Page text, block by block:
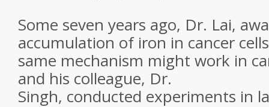
Some seven years ago, Dr. Lai,
accumulation of iron in cancer
same mechanism might work in
and his colleague, Dr.
Singh, conducted experiments in